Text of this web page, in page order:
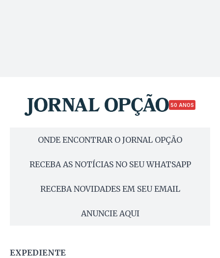
50 ANOS
ONDE ENCONTRAR O JORNAL OPÇÃO
RECEBA AS NOTÍCIAS NO SEU WHATSAPP
RECEBA NOVIDADES EM SEU EMAIL
ANUNCIE AQUI
EXPEDIENTE